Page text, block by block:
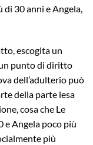
di 30 anni e Angela,
escogita un
punto di diritto
dell’adulterio può
della parte lesa
cosa che Le
e Angela poco più
più